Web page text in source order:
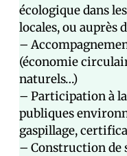
écologique dans
locales, ou auprès
–
(économie
naturels…)
– Participation à
publiques
gaspillage,
– Construction de